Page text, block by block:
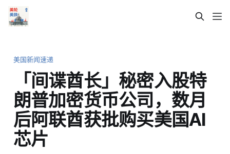
美国新闻速递
「间谍酋长」秘密入股特
朗普加密货币公司，数月
后阿联酋获批购买美国AI
芯片